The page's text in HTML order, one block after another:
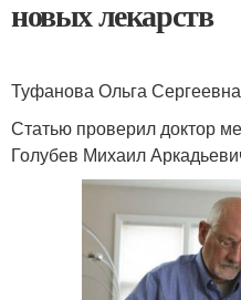
новых лекарств
Туфанова Ольга Сергеевна
Статью проверил доктор
Голубев Михаил